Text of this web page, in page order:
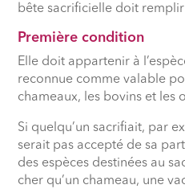
bête sacrificielle doit
Première condition
Elle doit appartenir à
reconnue comme valable
chameaux, les bovins et les
Si quelqu’un sacrifiait, par
serait pas accepté de sa
des espèces destinées au
cher qu’un chameau, une